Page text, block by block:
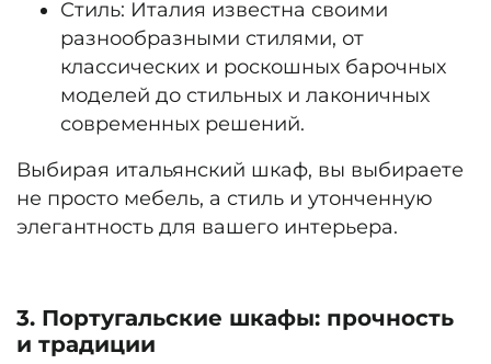
Стиль: Италия известна своими
разнообразными стилями, от
классических и роскошных барочных
моделей до стильных и лаконичных
современных решений.
Выбирая итальянский шкаф, вы выбираете
не просто мебель, а стиль и утонченную
элегантность для вашего интерьера.
3. Португальские шкафы: прочность
и традиции